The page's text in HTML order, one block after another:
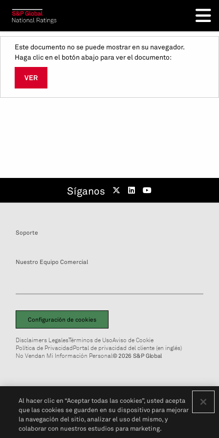
Este documento no se puede mostrar en su navegador.
Haga clic en el botón abajo para ver el documento:
VER
Síganos
Soporte
Nuestro Equipo Comercial
Configuración de cookies
Disclaimers LegalesTérminos de UsoAviso de Cookie
Política de PrivacidadPortal de privacidad del cliente (en inglés)
No Vendan Mi Información Personal© 2026 S&P Global
Al hacer clic en “Aceptar todas las cookies”, usted acepta
que las cookies se guarden en su dispositivo para mejorar
la navegación del sitio, analizar el uso del mismo, y
colaborar con nuestros estudios para marketing.